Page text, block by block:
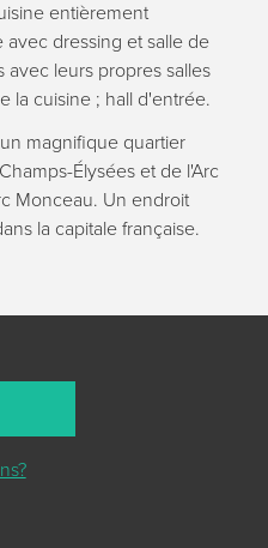
entièrement
dressing et salle de
avec leurs propres salles
la cuisine ; hall d'entrée.
magnifique quartier
Élysées et de l'Arc
Monceau. Un endroit
la capitale française.